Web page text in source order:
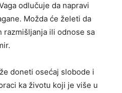
odlučuje da napravi
Možda će želeti da
razmišljanja ili odnose sa
doneti osećaj slobode i
ka životu koji je više u